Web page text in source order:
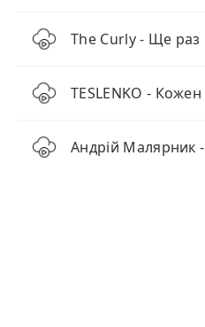
The Curly - Ще раз
TESLENKO -